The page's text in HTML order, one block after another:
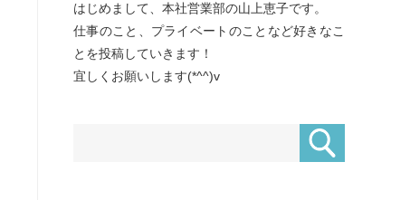
はじめまして、本社営業部の山上恵子です。
仕事のこと、プライベートのことなど好きなこ
とを投稿していきます！
宜しくお願いします(*^^)v